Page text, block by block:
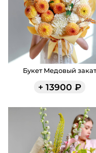
Букет Медовый закат
+ 13900 ₽